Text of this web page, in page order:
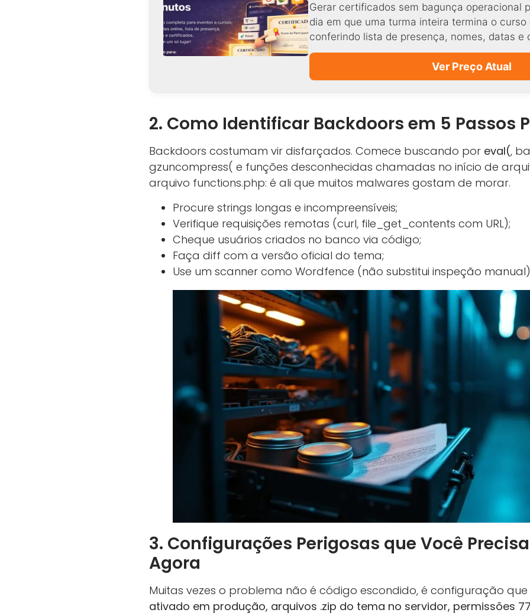
Gerar certificados sem bagunça operacional
dia em que uma turma inteira termina o curso
conferindo lista de presença, nomes, datas e
Ver Preço Atual
2. Como Identificar Backdoors em 5 Passos
Backdoors costumam vir disfarçados. Comece buscando por eval(,
gzuncompress( e funções desconhecidas chamadas no início de
arquivo functions.php: é ali que muitos malwares gostam de morar.
Procure strings longas e incompreensíveis;
Verifique requisições remotas (curl, file_get_contents com URL);
Cheque usuários criados no banco via código;
Faça diff com a versão oficial do tema;
Use um scanner como Wordfence (não substitui inspeção
3. Configurações Perigosas que Você
Agora
Muitas vezes o problema não é código escondido, é configuração
ativado em produção, arquivos .zip do tema no servidor, permissões